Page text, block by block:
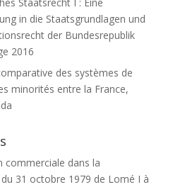
in die Staatsgrundlagen und
der Bundesrepublik
2016
des systèmes de
minorités entre la France,
commerciale dans la
du 31 octobre 1979 de Lomé I à